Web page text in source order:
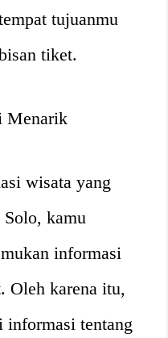
tujuanmu
tiket.
Menarik
wisata yang
kamu
informasi
Oleh karena itu,
informasi tentang